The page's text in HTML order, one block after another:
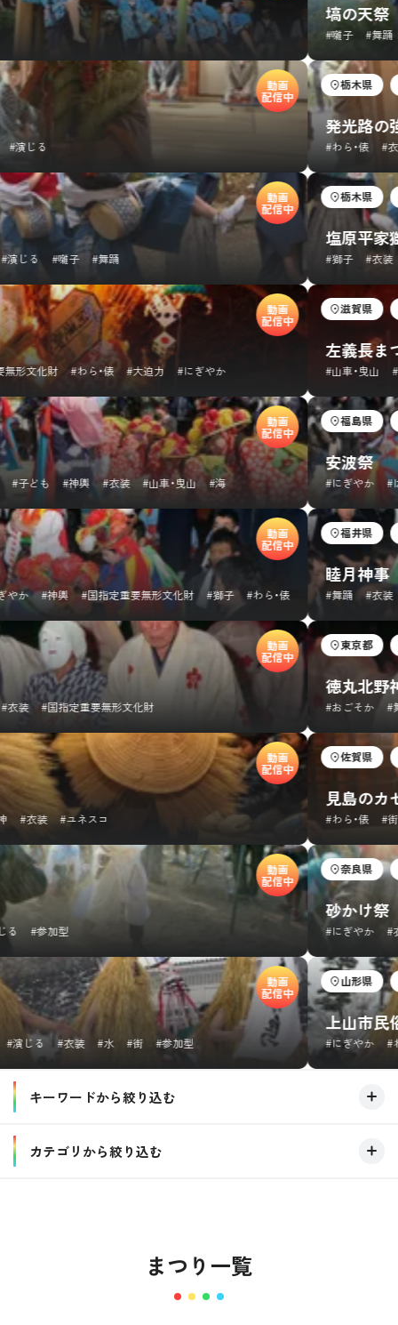
動画
配信中
る
動画
配信中
#囃子 #舞踊
配信中
財 #わら・俵 #大迫力 #にぎやか
動画
配信中
も #神輿 #衣装 #山車・曳山 #海
動画
配信中
#神輿 #国指定重要無形文化財 #獅子 #わら・俵
動画
配信中
#国指定重要無形文化財
動画
配信中
#ユネスコ
動画
配信中
参加型
動画
配信中
#衣装 #水 #街 #参加型
塙の天祭
#囃子 #舞踊 #か
栃木県 年初
発光路の強飯
#わら・俵 #衣装 #
栃木県 秋か
塩原平家獅子
#衣装 #都
滋賀県 春か
左義長まつり
#山車・曳山 #衣装
福島県 年初
安波祭
#にぎやか #はなや
福井県 年初
睦月神事
#舞踊 #衣装 #囃
東京都 年初
徳丸北野神社
#おごそか #舞踊
佐賀県 年初
見島のカセド
#わら・俵 #街 #
奈良県 年初
砂かけ祭
#にぎやか #衣装
山形県 年初
上山市民俗行
#にぎやか #わら・俵
キーワードから絞り込む
キーワード
すべてクリア
カテゴリから絞り込む
まつり一覧